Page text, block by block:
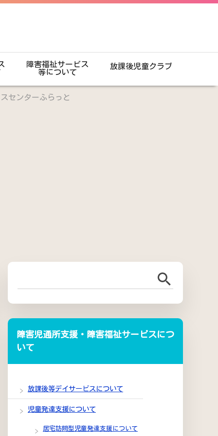
障害福祉サービス
等について
放課後児童クラブ
センターふらっと
障害児通所支援・障害福祉サービスにつ
いて
放課後等デイサービスについて
児童発達支援について
居宅訪問型児童発達支援について